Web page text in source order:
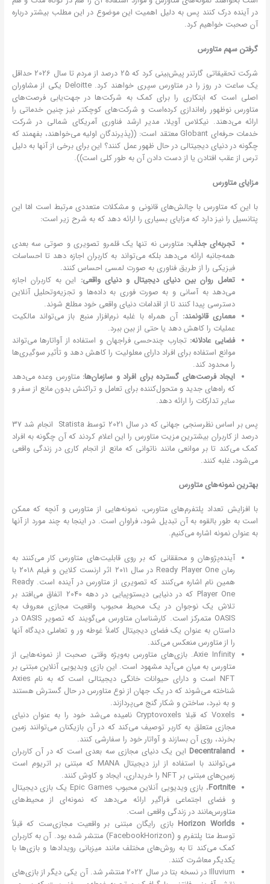
در آینده درک کنند پس به دلیل اهمیت این موضوع در این مطلب بیشتر درباره
آن صحبت خواهیم کرد.
گرفتن سهم متاورس
شرکت تحقیقاتی گارتنر پیش‌بینی کرد که 25 درصد از مردم تا سال 2026 حداقل
یک ساعت در روز را در متاورس سپری خواهند کرد. Deloitte یکی از مشاوران
اصلی است که ابتکاری را برای کمک به شرکت‌ها در جهت‌یابی فرصت‌های
متاورس نوظهور راه‌اندازی کرده‌است و شرکت‌های کوچکتر نیز چنین خدماتی را
ارائه می‌دهند. نیکلاس آویلا، مدیر ارشد فناوری آمریکای شمالی در شرکت
خدمات حرفه‌ای Globant معتقد است: ((پذیرندگان اولیه می‌خواهند، بفهمند که
چگونه در دنیای دیجیتالی در حال ظهور عمل کنند؟ این برای برخی از آنها به دلیل
ترس از عقب افتادن یا از دست دادن آن به طور کلی است)).
مزایای متاورس
با این که متاورس با چالش‌های قانونی و مشکلات متعددی مرتبط است امّا این
پتانسیل را نیز دارد که مزایای بسیاری را ارائه دهد که به شرح زیر است:
تجربه‌ای جذاب: متاورس نه تنها یک قلمرو تصویری و صوتی سه بعدی
همه‌جانبه ارائه می‌دهد بلکه می‌تواند به کاربران اجازه دهد تا احساسات
فیزیکی را از طریق فناوری به صورت لمسی احساس کنند.
تعامل روان بین دنیای دیجیتال و دنیای واقعی: این به کاربران اجازه
می‌دهد به آسانی و به صورت فوری به داده‌ها و تجزیه‌وتحلیل آنلاین
دسترسی پیدا کنند تا از اقدامات دنیای واقعی خود مطلع شوند.
معماری قانونمند: آن همراه با غلبه نرم‌افزار منبع باز می‌تواند مالکیت
عملیات را کاهش دهد یا حتی از بین ببرد.
فضایی عادلانه: تجارب چندحسی فراجهان و استفاده از آواتارها می‌تواند
موانع استفاده برای افراد دارای معلولیت را کاهش دهد و تأثیر سوگیری‌ها
را محدود کند.
ایجاد فرصت‌های گسترده‌ برای افراد و سازمان‌ها: متاورس وعده می‌دهد
که راه‌های جدید و متحول‌کننده برای تعامل و تراکنش بدون مانع از سفر و
سایر تدارکات را ارائه دهد.
پس بر اساس نظرسنجی جهانی که در سال 2021 توسط Statista انجام شد 37
درصد از کاربران بیشترین مزیت متاورس را این اعلام کردند که آن چگونه به افراد
کمک می‌کند تا بر موانعی مانند ناتوانی که مانع از انجام کاری در زندگی واقعی
می‌شود، غلبه کنند.
بهترین نمونه‌های متاورس
با افزایش تعداد پلتفرم‌های متاورس، نمونه‌هایی از متاورس و آنچه که ممکن
است به طور بالقوه به آن تبدیل شود، فراوان است. در اینجا به چند مورد از آنها
به عنوان نمونه اشاره می‌کنیم.
آینده‌پژوهان و محققانی که بر روی قابلیت‌های متاورس کار می‌کنند به
رمان Ready Player One در سال ۲۰۱۱ اثر ارنست کلاین و فیلم ۲۰۱۸ با
همین نام اشاره می‌کنند که تصویری از متاورس در آینده است. Ready
Player One که در دنیایی دیستوپیایی در دهه 2040 اتفاق می‌افتد بر
تلاش یک نوجوان در یک محیط محبوب واقعیت مجازی معروف به
OASIS متمرکز است. کارشناسان متاورس می‌گویند که تصویر OASIS در
داستان به عنوان یک فضای دیجیتال کاملاً غوطه ور و تعاملی دیدگاه آنها
را از متاورس منعکس می‌کند.
Axie Infinity. بازی‌های متاورس به‌ویژه وقتی صحبت از نمونه‌هایی از
متاورس به میان می‌آید مشهود است. این بازی ویدیویی آنلاین مبتنی بر
NFT است و دارای حیوانات خانگی دیجیتالی است که به نام Axies
شناخته می‌شوند که در یک جهان از نوع متاورس در حال گسترش‌ هستند
و به نبرد، ساختن و شکار گنج می‌پردازند.
Voxels که قبلا Cryptovoxels نامیده می‌شد خود را به عنوان دنیای
مجازی متعلق به کاربر توصیف می‌کند که در آن بازیکنان می‌توانند زمین
بخرند، روی آن بسازند و آواتار خود را سفارشی کنند.
Decentraland این یک دنیای مجازی سه بعدی است که در آن کاربران
می‌توانند با استفاده از ارز دیجیتال MANA که مبتنی بر اتریوم است
زمین‌های مبتنی بر NFT را خریداری، ایجاد و کاوش کنند.
Fortnite
، بازی ویدیویی آنلاین محبوب Epic Games یک بازی دیجیتال
و فضای اجتماعی فراگیر ارائه می‌دهد که نمونه‌ای از محیط‌های
متاورس‌مانند در زندگی واقعی است.
Horizon Worlds بازی رایگان مبتنی بر واقعیت مجازی‌ست که قبلاً
توسط متا پلتفرم و (FacebookHorizon) منتشر شده بود. آن به کاربران
کمک می‌کند تا به روش‌های مختلف مانند میزبانی رویدادها و بازی‌ها با
یکدیگر معاشرت کنند.
Illuvium در نسخه بتا در سال 2022 منتشر شد. آن یکی دیگر از بازی‌های